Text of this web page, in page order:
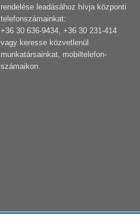
rendelése leadásához hívja központi
telefonszámainkat:
+36 30 636-9434, +36 30 231-414
vagy keresse közvetlenül
munkatársainkat, mobiltelefon-
számaikon.